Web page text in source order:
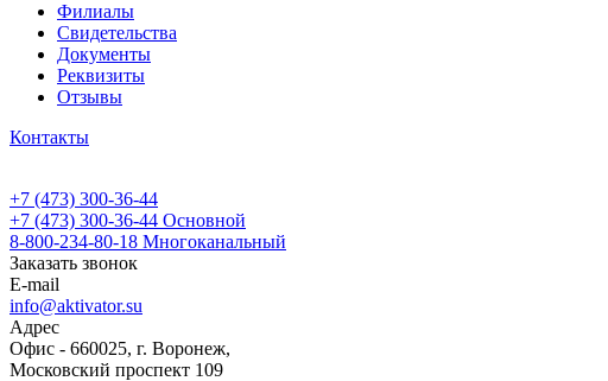
Филиалы
Свидетельства
Документы
Реквизиты
Отзывы
Контакты
+7 (473) 300-36-44
+7 (473) 300-36-44 Основной
8-800-234-80-18 Многоканальный
Заказать звонок
E-mail
info@aktivator.su
Адрес
Офис - 660025, г. Воронеж,
Московский проспект 109